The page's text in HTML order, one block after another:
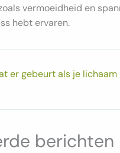
vermoeidheid en
hebt ervaren.
er gebeurt als je lichaam
berichten